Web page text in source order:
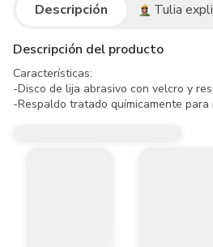
Descripción Tulia
Descripción del producto
Características:
-Disco de lija abrasivo con velcro y
-Respaldo tratado químicamente